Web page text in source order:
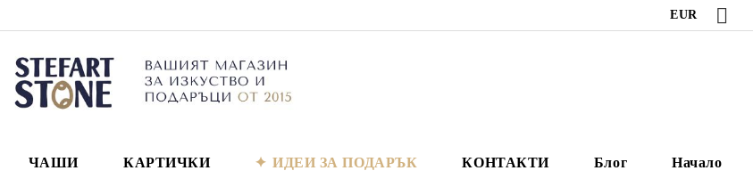
EUR
ЧАШИ КАРТИЧКИ ИДЕИ ЗА ПОДАРЪК КОНТАКТИ Блог Начало